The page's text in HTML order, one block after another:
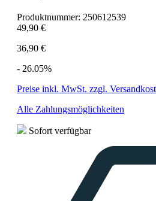
Produktnummer: 250612539
49,90 €
36,90 €
- 26.05%
Preise inkl. MwSt. zzgl.
Alle Zahlungsmöglichkeiten
Sofort verfügbar